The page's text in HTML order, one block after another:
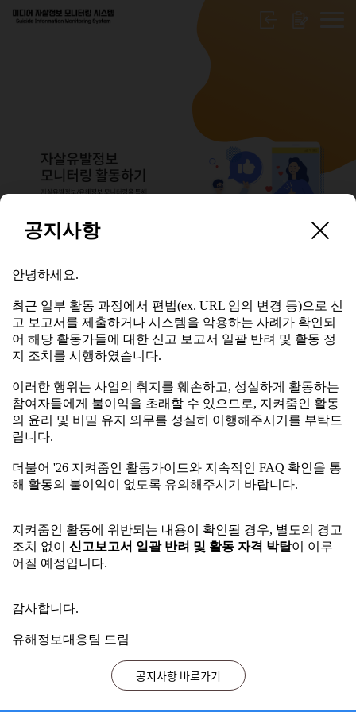
안녕하세요.
최근 일부 활동 과정에서 편법(ex. URL 임의 변경 등)으로 신
고 보고서를 제출하거나 시스템을 악용하는 사례가 확인되
어 해당 활동가들에 대한 신고 보고서 일괄 반려 및 활동 정
지 조치를 시행하였습니다.
이러한 행위는 사업의 취지를 훼손하고, 성실하게 활동하는
참여자들에게 불이익을 초래할 수 있으므로, 지켜줌인 활동
의 윤리 및 비밀 유지 의무를 성실히 이행해주시기를 부탁드
립니다.
더불어 '26 지켜줌인 활동가이드와 지속적인 FAQ 확인을 통
지켜줌인 활동에 위반되는 내용이 확인될 경우, 별도의 경고
조치 없이신고보고서 일괄 반려 및 활동 자격 박탈
감사합니다.
유해정보대응팀 드림
지켜줌인 활동 중 부정행위 적발 시 조치 안내
2026.07.29
★지켜줌인(人) 활동 시 지속적으로 FAQ 게시판을 확인해 주세요!
2026.03.23
시스템 오류 수정을 위한 SIMS 시스템 이용 일시중단 안내 ※ 26. 4. 15. (수) 18:00~18:10
2026.04.15
자주 묻는 질문(FAQ)
매체별 공식 URL 수집 방법 안내
디시인사이드 신고 유의사항 안내
지켜줌인 모니터링 사이트 안내
공지사항
안녕하세요.
최근 일부 활동 과정에서 편법(ex. URL 임의 변경 등)으로 신
고 보고서를 제출하거나 시스템을 악용하는 사례가 확인되
어 해당 활동가들에 대한 신고 보고서 일괄 반려 및 활동 정
지 조치를 시행하였습니다.
이러한 행위는 사업의 취지를 훼손하고, 성실하게 활동하는
참여자들에게 불이익을 초래할 수 있으므로, 지켜줌인 활동
의 윤리 및 비밀 유지 의무를 성실히 이행해주시기를 부탁드
립니다.
더불어 '26 지켜줌인 활동가이드와 지속적인 FAQ 확인을 통
해 활동의 불이익이 없도록 유의해주시기 바랍니다.
지켜줌인 활동에 위반되는 내용이 확인될 경우, 별도의 경고
조치 없이 신고보고서 일괄 반려 및 활동 자격 박탈이 이루
어질 예정입니다.
감사합니다.
유해정보대응팀 드림
공지사항 바로가기